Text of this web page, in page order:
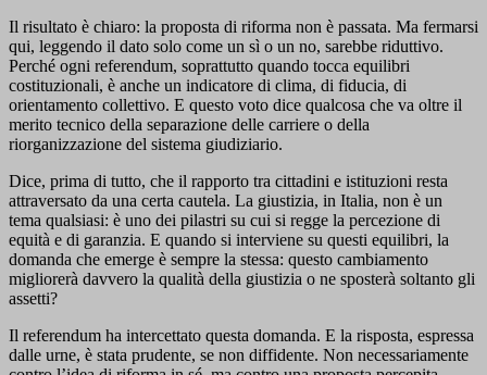
Il risultato è chiaro: la proposta di riforma non è passata. Ma fermarsi
qui, leggendo il dato solo come un sì o un no, sarebbe riduttivo.
Perché ogni referendum, soprattutto quando tocca equilibri
costituzionali, è anche un indicatore di clima, di fiducia, di
orientamento collettivo. E questo voto dice qualcosa che va oltre il
merito tecnico della separazione delle carriere o della
riorganizzazione del sistema giudiziario.
Dice, prima di tutto, che il rapporto tra cittadini e istituzioni resta
attraversato da una certa cautela. La giustizia, in Italia, non è un
tema qualsiasi: è uno dei pilastri su cui si regge la percezione di
equità e di garanzia. E quando si interviene su questi equilibri, la
domanda che emerge è sempre la stessa: questo cambiamento
migliorerà davvero la qualità della giustizia o ne sposterà soltanto gli
assetti?
Il referendum ha intercettato questa domanda. E la risposta, espressa
dalle urne, è stata prudente, se non diffidente. Non necessariamente